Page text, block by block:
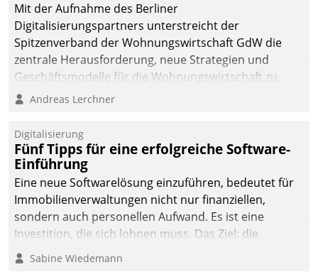
Mit der Aufnahme des Berliner
Digitalisierungspartners unterstreicht der
Spitzenverband der Wohnungswirtschaft GdW die
zentrale Herausforderung, neue Strategien und
Geschäftsmodelle für die Wohnungswirtschaft zu
entwickeln.
Andreas Lerchner
Digitalisierung
Fünf Tipps für eine erfolgreiche Software-
Einführung
Eine neue Softwarelösung einzuführen, bedeutet für
Immobilienverwaltungen nicht nur finanziellen,
sondern auch personellen Aufwand. Es ist eine
Investition, die sich lohnen muss. Das Ziel: die
nachhaltige Optimierung der Geschäftsabläufe. Damit
dieses Ziel erreicht wird, sollten einige Grundregeln
Sabine Wiedemann